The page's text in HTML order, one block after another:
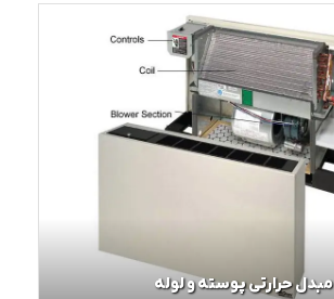
مبدل حرارتی پوسته و لوله